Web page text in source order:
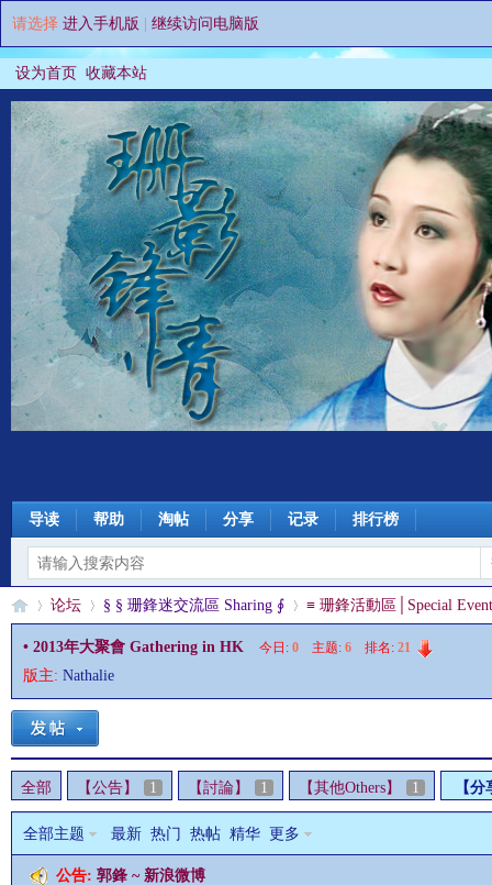
请选择 进入手机版 继续访问电脑版
设为首页 收藏本站
导读 帮助 淘帖 分享 记录 排行榜
§ »
论坛
›
§ § 珊鋒迷交流區 Sharing ∮
›
≡ 珊鋒活動區│Special
• 2013年大聚會 Gathering in HK 今日: 0 主题: 6 排名: 21
版主: Nathalie
全部 【公告】 1 【討論】 1 【其他Others】 1 【
全部主题 最新 热门 热帖 精华 更多
公告: 郭鋒 ~ 新浪微博